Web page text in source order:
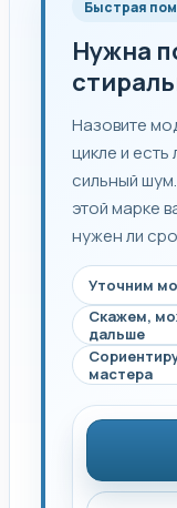
Быстрая
Нужна
Назовите
цикле и есть
сильный
этой марке
нужен ли
Уточним
Скажем,
дальше
мастера